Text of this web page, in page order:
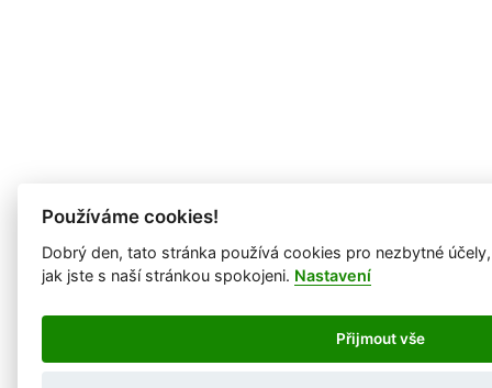
Používáme cookies!
Dobrý den, tato stránka používá cookies pro nezbytné
jak jste s naší stránkou spokojeni. Nastavení
Přijmout vše